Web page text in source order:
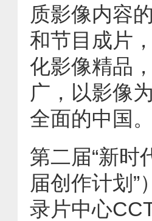
质影像内容
和节目成片
化影像精品
广，以影像
全面的中国。
第二届“新时
届创作计划
录片中心